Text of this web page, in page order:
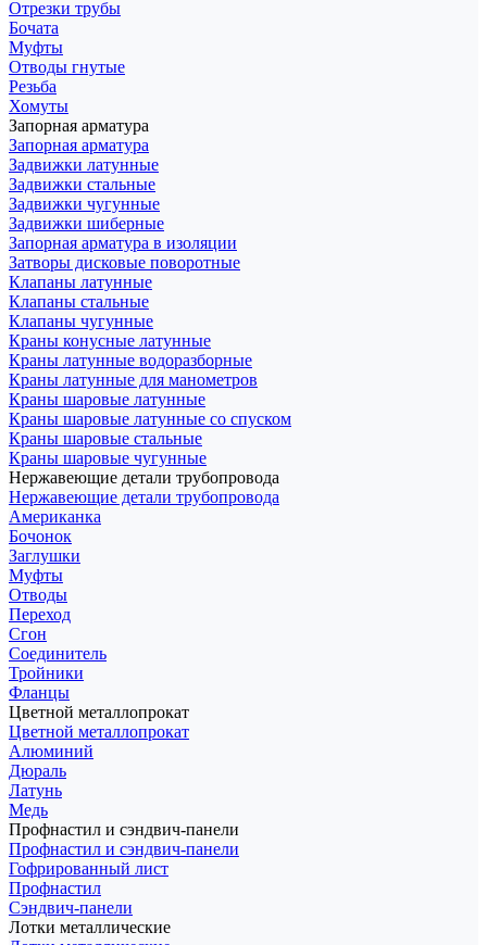
Отрезки трубы
Бочата
Муфты
Отводы гнутые
Резьба
Хомуты
Запорная арматура
Запорная арматура
Задвижки латунные
Задвижки стальные
Задвижки чугунные
Задвижки шиберные
Запорная арматура в изоляции
Затворы дисковые поворотные
Клапаны латунные
Клапаны стальные
Клапаны чугунные
Краны конусные латунные
Краны латунные водоразборные
Краны латунные для манометров
Краны шаровые латунные
Краны шаровые латунные со спуском
Краны шаровые стальные
Краны шаровые чугунные
Нержавеющие детали трубопровода
Нержавеющие детали трубопровода
Американка
Бочонок
Заглушки
Муфты
Отводы
Переход
Сгон
Соединитель
Тройники
Фланцы
Цветной металлопрокат
Цветной металлопрокат
Алюминий
Дюраль
Латунь
Медь
Профнастил и сэндвич-панели
Профнастил и сэндвич-панели
Гофрированный лист
Профнастил
Сэндвич-панели
Лотки металлические